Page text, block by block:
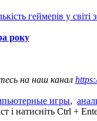
геймерів у світі
року
на наш канал
игры,
і натисніть Ctrl +